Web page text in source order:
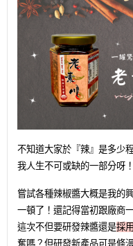
不知道大家於『辣』是多少
我人生不可或缺的一部分呀！
嘗試各種辣椒醬大概是我的
一頓了！還記得當初跟廠商
這次不但要研發辣醬還是採
奮嗎？但研發新產品可是條